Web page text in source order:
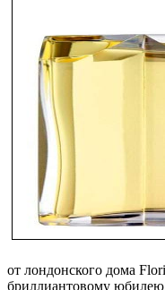
от лондонского дома
бриллиантовому юбилею